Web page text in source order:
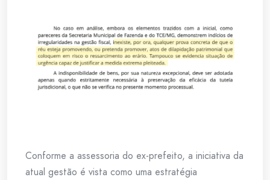
Conforme a assessoria do ex-prefeito, a iniciativa da
atual gestão é vista como uma estratégia